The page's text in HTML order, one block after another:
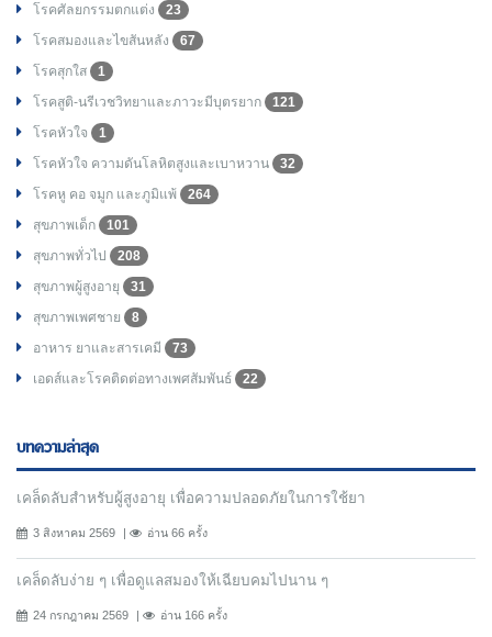
โรคศัลยกรรมตกแต่ง
23
โรคสมองและไขสันหลัง
67
โรคสุกใส
1
โรคสูติ-นรีเวชวิทยาและภาวะมีบุตรยาก
121
โรคหัวใจ
1
โรคหัวใจ ความดันโลหิตสูงและเบาหวาน
32
โรคหู คอ จมูก และภูมิแพ้
264
สุขภาพเด็ก
101
สุขภาพทั่วไป
208
สุขภาพผู้สูงอายุ
31
สุขภาพเพศชาย
8
อาหาร ยาและสารเคมี
73
เอดส์และโรคติดต่อทางเพศสัมพันธ์
22
บทความล่าสุด
เคล็ดลับสำหรับผู้สูงอายุ เพื่อความปลอดภัยในการใช้ยา
3 สิงหาคม 2569 อ่าน 66 ครั้ง
เคล็ดลับง่าย ๆ เพื่อดูแลสมองให้เฉียบคมไปนาน ๆ
24 กรกฎาคม 2569 อ่าน 166 ครั้ง